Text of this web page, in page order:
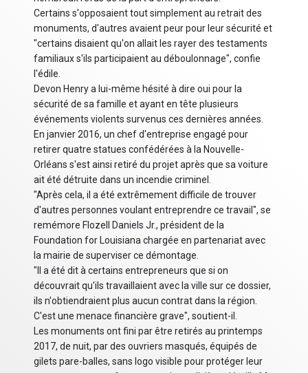
Certains s'opposaient tout simplement au retrait des
monuments, d'autres avaient peur pour leur sécurité et
"certains disaient qu'on allait les rayer des testaments
familiaux s'ils participaient au déboulonnage", confie
l'édile.
Devon Henry a lui-même hésité à dire oui pour la
sécurité de sa famille et ayant en tête plusieurs
événements violents survenus ces dernières années.
En janvier 2016, un chef d'entreprise engagé pour
retirer quatre statues confédérées à la Nouvelle-
Orléans s'est ainsi retiré du projet après que sa voiture
ait été détruite dans un incendie criminel.
"Après cela, il a été extrêmement difficile de trouver
d'autres personnes voulant entreprendre ce travail", se
remémore Flozell Daniels Jr., président de la
Foundation for Louisiana chargée en partenariat avec
la mairie de superviser ce démontage.
"Il a été dit à certains entrepreneurs que si on
découvrait qu'ils travaillaient avec la ville sur ce dossier,
ils n'obtiendraient plus aucun contrat dans la région.
C'est une menace financière grave", soutient-il.
Les monuments ont fini par être retirés au printemps
2017, de nuit, par des ouvriers masqués, équipés de
gilets pare-balles, sans logo visible pour protéger leur